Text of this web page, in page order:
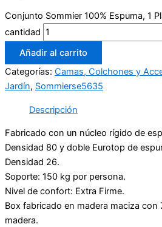
Conjunto Sommier 100% Espuma, 1
cantidad
Añadir al carrito
Categorías: Camas, Colchones y
Jardín, Sommierse5635
Descripción
Fabricado con un núcleo rígido de
Densidad 80 y doble Eurotop de
Densidad 26.
Soporte: 150 kg por persona.
Nivel de confort: Extra Firme.
Box fabricado en madera maciza con
madera.